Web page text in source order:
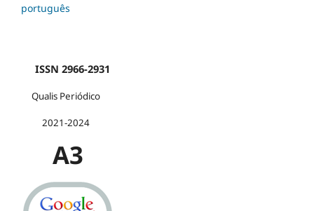
português
ISSN 2966-2931
Qualis Periódico
2021-2024
A3